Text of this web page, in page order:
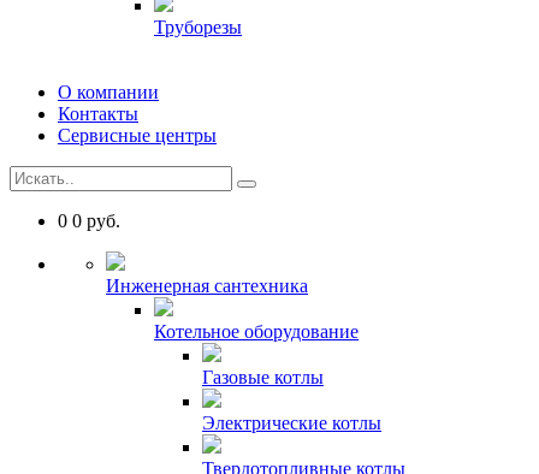
Труборезы
О компании
Контакты
Сервисные центры
0 0 руб.
Инженерная сантехника
Котельное оборудование
Газовые котлы
Электрические котлы
Твердотопливные котлы